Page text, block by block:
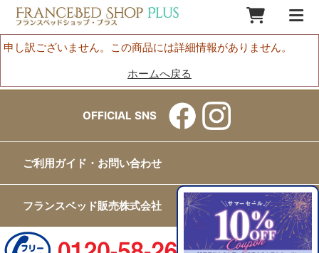
申し訳ございません。この商品には詳細情報がありません。
ホームへ戻る
OFFICIAL SNS
ご利用ガイド・お問い合わせ
フランスベッド販売株式会社